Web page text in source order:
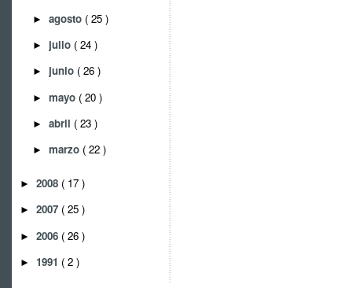
► agosto ( 25 )
► julio ( 24 )
► junio ( 26 )
► mayo ( 20 )
► abril ( 23 )
► marzo ( 22 )
► 2008 ( 17 )
► 2007 ( 25 )
► 2006 ( 26 )
► 1991 ( 2 )